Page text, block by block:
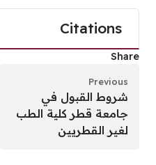
Citations
Share
Previous
شروط القبول في
جامعة قطر كلية الطب
لغير القطريين